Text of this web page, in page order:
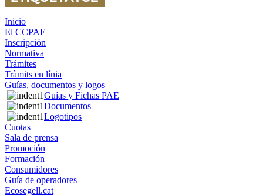
Inicio
El CCPAE
Inscripción
Normativa
Trámites
Tràmits en línia
Guías, documentos y logos
Guías y Fichas PAE
Documentos
Logotipos
Cuotas
Sala de prensa
Promoción
Formación
Consumidores
Guía de operadores
Ecosegell.cat